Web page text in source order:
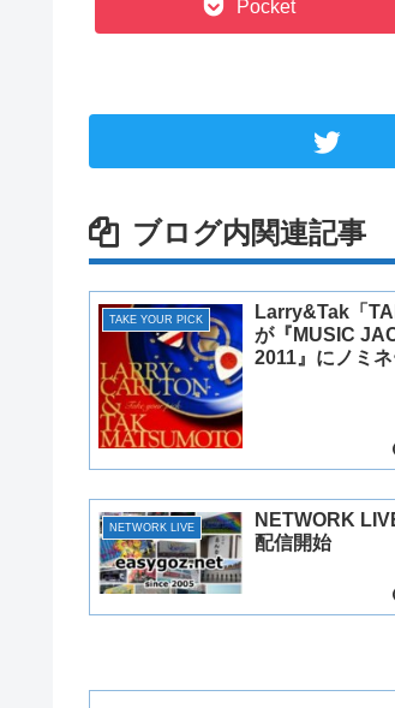
Pocket
ブログ内関連記事
TAKE YOUR PICK
Larry&Tak「
が『MUSIC
2011』にノミネ
NETWORK LIVE
NETWORK
配信開始